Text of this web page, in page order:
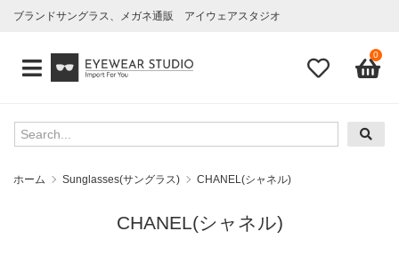
ブランドサングラス、メガネ通販 アイウェアスタジオ
0
ホーム Sunglasses(サングラス) CHANEL(シャネル)
CHANEL(シャネル)